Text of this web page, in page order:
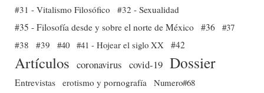
#31 - Vitalismo Filosófico
#32 - Sexualidad
#35 - Filosofía desde y sobre el norte de México #36 #37
#38
#39 #40 #41 - Hojear el siglo XX #42
Artículos coronavirus covid-19 Dossier
Entrevistas erotismo y pornografía
Numero#68